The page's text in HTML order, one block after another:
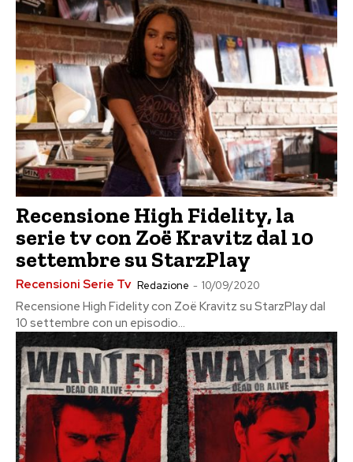
Recensione High Fidelity, la
serie tv con Zoë Kravitz dal 10
settembre su StarzPlay
Recensioni Serie Tv Redazione - 10/09/2020
Recensione High Fidelity con Zoë Kravitz su StarzPlay dal
10 settembre con un episodio...